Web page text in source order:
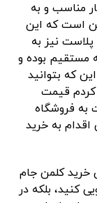
مناسب و به
است که این
نیز به
مستقیم بوده و
که بتوانید
قیمت
به فروشگاه
به خرید
خرید کلمن جام
کنید، بلکه در